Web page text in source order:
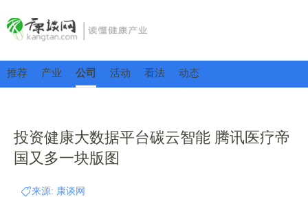
推荐 产业 公司 活动 看法 动态
投资健康大数据平台碳云智能 腾讯医疗帝
国又多一块版图
来源: 康谈网